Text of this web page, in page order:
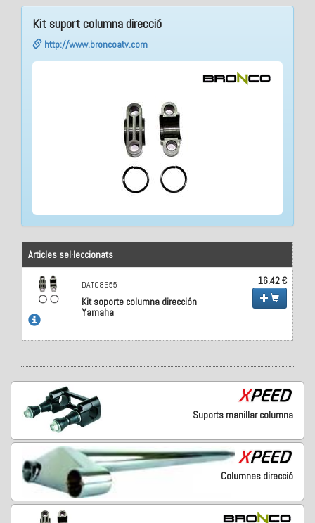
Kit suport columna direcció
http://www.broncoatv.com
Articles sel·leccionats
DAT08655
Kit soporte columna dirección
Yamaha
16.42 €
Suports manillar columna
Columnes direcció